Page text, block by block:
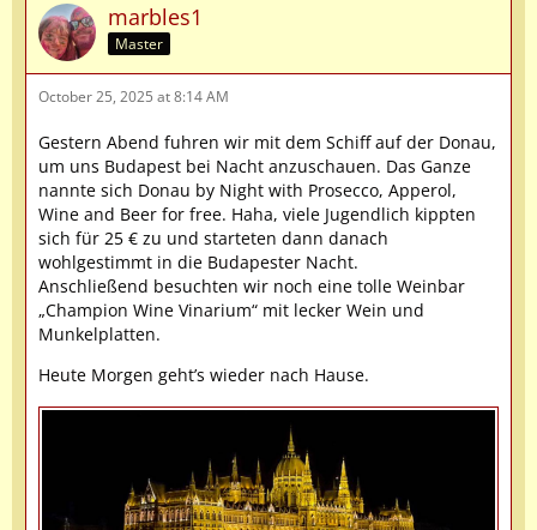
marbles1
Master
October 25, 2025 at 8:14 AM
Gestern Abend fuhren wir mit dem Schiff auf der Donau,
um uns Budapest bei Nacht anzuschauen. Das Ganze
nannte sich Donau by Night with Prosecco, Apperol,
Wine and Beer for free. Haha, viele Jugendlich kippten
sich für 25 € zu und starteten dann danach
wohlgestimmt in die Budapester Nacht.
Anschließend besuchten wir noch eine tolle Weinbar
„Champion Wine Vinarium“ mit lecker Wein und
Munkelplatten.
Heute Morgen geht’s wieder nach Hause.